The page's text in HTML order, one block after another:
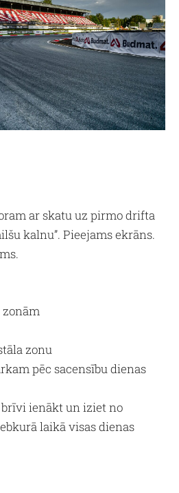
ar skatu uz pirmo drifta
kalnu”. Pieejams ekrāns.
zonām
zonu
pēc sacensību dienas
brīvi ienākt un iziet no
laikā visas dienas